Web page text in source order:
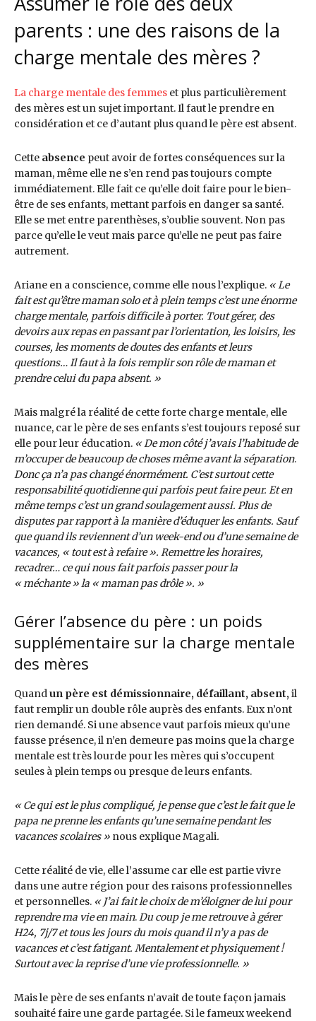
parents : une des raisons de la
charge mentale des mères ?
La charge mentale des femmes et plus particulièrement
des mères est un sujet important. Il faut le prendre en
considération et ce d’autant plus quand le père est absent.
Cette absence peut avoir de fortes conséquences sur la
maman, même elle ne s’en rend pas toujours compte
immédiatement. Elle fait ce qu’elle doit faire pour le bien-
être de ses enfants, mettant parfois en danger sa santé.
Elle se met entre parenthèses, s’oublie souvent. Non pas
parce qu’elle le veut mais parce qu’elle ne peut pas faire
autrement.
Ariane en a conscience, comme elle nous l’explique. « Le
fait est qu’être maman solo et à plein temps c’est une énorme
charge mentale, parfois difficile à porter. Tout gérer, des
devoirs aux repas en passant par l’orientation, les loisirs, les
courses, les moments de doutes des enfants et leurs
questions… Il faut à la fois remplir son rôle de maman et
prendre celui du papa absent. »
Mais malgré la réalité de cette forte charge mentale, elle
nuance, car le père de ses enfants s’est toujours reposé sur
elle pour leur éducation. « De mon côté j’avais l’habitude de
m’occuper de beaucoup de choses même avant la séparation.
Donc ça n’a pas changé énormément. C’est surtout cette
responsabilité quotidienne qui parfois peut faire peur. Et en
même temps c’est un grand soulagement aussi. Plus de
disputes par rapport à la manière d’éduquer les enfants. Sauf
que quand ils reviennent d’un week-end ou d’une semaine de
vacances, « tout est à refaire ». Remettre les horaires,
recadrer… ce qui nous fait parfois passer pour la
« méchante » la « maman pas drôle ». »
Gérer l’absence du père : un poids
supplémentaire sur la charge mentale
des mères
Quandun père est démissionnaire, défaillant, absent,il
faut remplir un double rôle auprès des enfants. Eux n’ont
rien demandé. Si une absence vaut parfois mieux qu’une
fausse présence, il n’en demeure pas moins que la charge
mentale est très lourde pour les mères qui s’occupent
seules à plein temps ou presque de leurs enfants.
« Ce qui est le plus compliqué, je pense que c’est le fait que le
papa ne prenne les enfants qu’une semaine pendant les
vacances scolaires » nous explique Magali.
Cette réalité de vie, elle l’assume car elle est partie vivre
dans une autre région pour des raisons professionnelles
et personnelles. « J’ai fait le choix de m’éloigner de lui pour
reprendre ma vie en main.Du coup je me retrouve à gérer
H24, 7j/7 et tous les jours du mois quand il n’y a pas de
vacances et c’est fatigant. Mentalement et physiquement !
Surtout avec la reprise d’une vie professionnelle. »
Mais le père de ses enfants n’avait de toute façon jamais
souhaité faire une garde partagée. Si le fameux weekend